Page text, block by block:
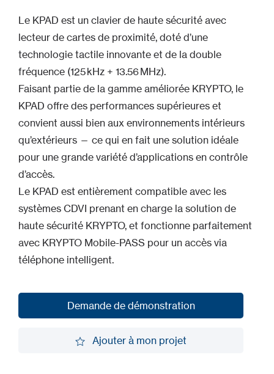
Le KPAD est un clavier de haute sécurité avec
lecteur de cartes de proximité, doté d’une
technologie tactile innovante et de la double
fréquence (125 kHz + 13.56 MHz).
Faisant partie de la gamme améliorée KRYPTO, le
KPAD offre des performances supérieures et
convient aussi bien aux environnements intérieurs
qu’extérieurs — ce qui en fait une solution idéale
pour une grande variété d’applications en contrôle
d’accès.
Le KPAD est entièrement compatible avec les
systèmes CDVI prenant en charge la solution de
haute sécurité KRYPTO, et fonctionne parfaitement
avec KRYPTO Mobile-PASS pour un accès via
téléphone intelligent.
Demande de démonstration
Ajouter à mon projet